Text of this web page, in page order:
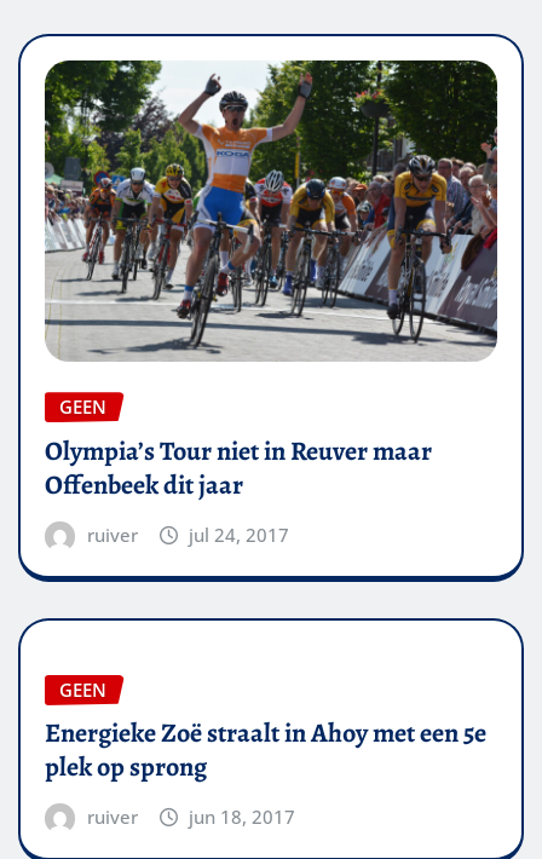
GEEN
Olympia’s Tour niet in Reuver maar
Offenbeek dit jaar
ruiver jul 24, 2017
GEEN
Energieke Zoë straalt in Ahoy met een 5e
plek op sprong
ruiver jun 18, 2017